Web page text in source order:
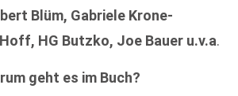
Blüm, Gabriele Krone-
HG Butzko, Joe Bauer u.v.a.
geht es im Buch?